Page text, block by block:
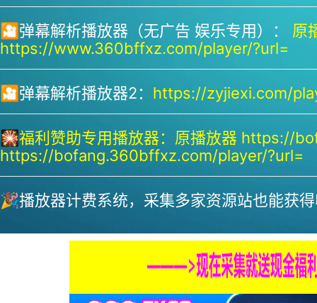
🎦弹幕解析播放器（无广告 娱乐专用）： 原
https://www.360bffxz.com/player/?url=
🎦弹幕解析播放器2： https://zyjiexi.com/
🎇福利赞助专用播放器： 原播放器 https://
https://bofang.360bffxz.com/player/?url=
🎉播放器计费系统，采集多家资源站也能获